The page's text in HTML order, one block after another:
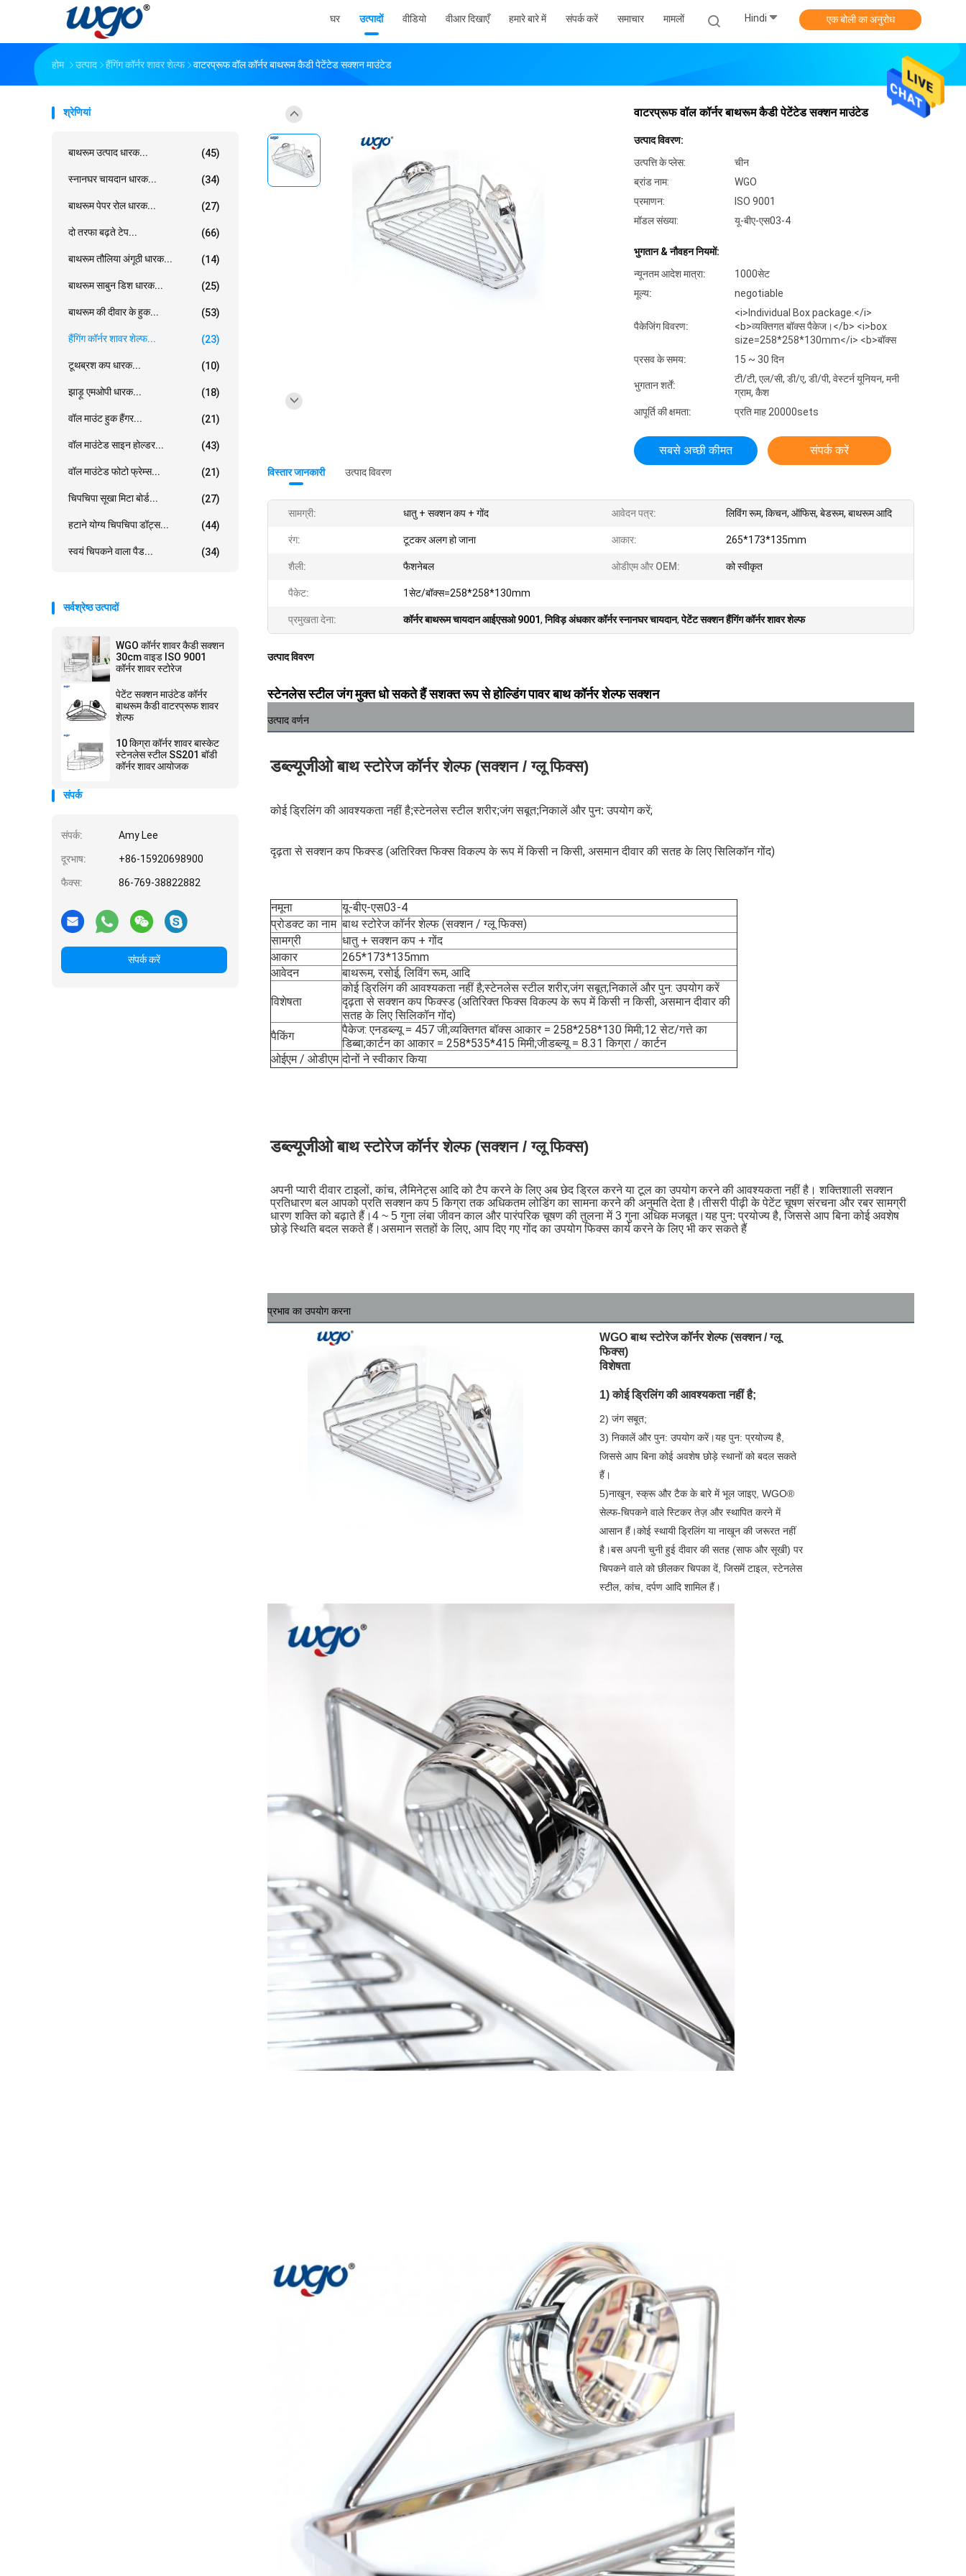
घर उत्पादों वीडियो वीआर दिखाएँ हमारे बारे में संपर्क करें समाचार मामलों Hindi एक बोली का अनुरोध
होम उत्पाद हैंगिंग कॉर्नर शावर शेल्फ वाटरप्रूफ वॉल कॉर्नर बाथरूम कैडी पेटेंटेड सक्शन माउंटेड
श्रेणियां
बाथरूम उत्पाद धारक... (45)
स्नानघर चायदान धारक... (34)
बाथरूम पेपर रोल धारक... (27)
दो तरफा बढ़ते टेप... (66)
बाथरूम तौलिया अंगूठी धारक... (14)
बाथरूम साबुन डिश धारक... (25)
बाथरूम की दीवार के हुक... (53)
हैंगिंग कॉर्नर शावर शेल्फ... (23)
टूथब्रश कप धारक... (10)
झाड़ू एमओपी धारक... (18)
वॉल माउंट हुक हैंगर... (21)
वॉल माउंटेड साइन होल्डर... (43)
वॉल माउंटेड फोटो फ्रेम्स... (21)
चिपचिपा सूखा मिटा बोर्ड... (27)
हटाने योग्य चिपचिपा डॉट्स... (44)
स्वयं चिपकने वाला पैड... (34)
सर्वश्रेष्ठ उत्पादों
WGO कॉर्नर शावर कैडी सक्शन
30cm वाइड ISO 9001
कॉर्नर शावर स्टोरेज
पेटेंट सक्शन माउंटेड कॉर्नर
बाथरूम कैडी वाटरप्रूफ शावर
शेल्फ
10 किग्रा कॉर्नर शावर बास्केट
स्टेनलेस स्टील SS201 बॉडी
कॉर्नर शावर आयोजक
संपर्क
संपर्क: Amy Lee
दूरभाष: +86-15920698900
फैक्स: 86-769-38822882
संपर्क करें
वाटरप्रूफ वॉल कॉर्नर बाथरूम कैडी पेटेंटेड सक्शन माउंटेड
उत्पाद विवरण:
उत्पत्ति के प्लेस:
चीन
ब्रांड नाम:
WGO
प्रमाणन:
ISO 9001
मॉडल संख्या:
यू-बीए-एस03-4
भुगतान & नौवहन नियमों:
न्यूनतम आदेश मात्रा:
1000सेट
मूल्य:
negotiable
पैकेजिंग विवरण:
<i>Individual Box package.</i>
<b>व्यक्तिगत बॉक्स पैकेज।</b> <i>box
size=258*258*130mm</i> <b>बॉक्स
प्रसव के समय:
15 ~ 30 दिन
भुगतान शर्तें:
टी/टी, एल/सी, डी/ए, डी/पी, वेस्टर्न यूनियन, मनी
ग्राम, कैश
आपूर्ति की क्षमता:
प्रति माह 20000sets
सबसे अच्छी कीमत संपर्क करें
विस्तार जानकारी उत्पाद विवरण
सामग्री: धातु + सक्शन कप + गोंद आवेदन पत्र: लिविंग रूम, किचन, ऑफिस, बेडरूम, बाथरूम आदि
रंग: टूटकर अलग हो जाना आकार: 265*173*135mm
शैली: फैशनेबल ओडीएम और OEM: को स्वीकृत
पैकेट: 1सेट/बॉक्स=258*258*130mm
प्रमुखता देना: कॉर्नर बाथरूम चायदान आईएसओ 9001,निविड़ अंधकार कॉर्नर स्नानघर चायदान,पेटेंट सक्शन हैंगिंग कॉर्नर शावर शेल्फ
उत्पाद विवरण
स्टेनलेस स्टील जंग मुक्त धो सकते हैं सशक्त रूप से होल्डिंग पावर बाथ कॉर्नर शेल्फ सक्शन
उत्पाद वर्णन
डब्ल्यूजीओ बाथ स्टोरेज कॉर्नर शेल्फ (सक्शन / ग्लू फिक्स)
कोई ड्रिलिंग की आवश्यकता नहीं है;स्टेनलेस स्टील शरीर;जंग सबूत;निकालें और पुन: उपयोग करें;
दृढ़ता से सक्शन कप फिक्स्ड (अतिरिक्त फिक्स विकल्प के रूप में किसी न किसी, असमान दीवार की सतह के लिए सिलिकॉन गोंद)
नमूना
यू-बीए-एस03-4
प्रोडक्ट का नाम बाथ स्टोरेज कॉर्नर शेल्फ (सक्शन / ग्लू फिक्स)
सामग्री
धातु + सक्शन कप + गोंद
आकार
265*173*135mm
आवेदन
बाथरूम, रसोई, लिविंग रूम, आदि
विशेषता
कोई ड्रिलिंग की आवश्यकता नहीं है;स्टेनलेस स्टील शरीर;जंग सबूत;निकालें और पुन: उपयोग करें
दृढ़ता से सक्शन कप फिक्स्ड (अतिरिक्त फिक्स विकल्प के रूप में किसी न किसी, असमान दीवार की
सतह के लिए सिलिकॉन गोंद)
पैकिंग
पैकेज: एनडब्ल्यू = 457 जी;व्यक्तिगत बॉक्स आकार = 258*258*130 मिमी;12 सेट/गत्ते का
डिब्बा;कार्टन का आकार = 258*535*415 मिमी;जीडब्ल्यू = 8.31 किग्रा / कार्टन
ओईएम / ओडीएम दोनों ने स्वीकार किया
डब्ल्यूजीओ बाथ स्टोरेज कॉर्नर शेल्फ (सक्शन / ग्लू फिक्स)
अपनी प्यारी दीवार टाइलों, कांच, लैमिनेट्स आदि को टैप करने के लिए अब छेद ड्रिल करने या टूल का उपयोग करने की आवश्यकता नहीं है। शक्तिशाली सक्शन
प्रतिधारण बल आपको प्रति सक्शन कप 5 किग्रा तक अधिकतम लोडिंग का सामना करने की अनुमति देता है।तीसरी पीढ़ी के पेटेंट चूषण संरचना और रबर सामग्री
धारण शक्ति को बढ़ाते हैं।4 ~ 5 गुना लंबा जीवन काल और पारंपरिक चूषण की तुलना में 3 गुना अधिक मजबूत।यह पुन: प्रयोज्य है, जिससे आप बिना कोई अवशेष
छोड़े स्थिति बदल सकते हैं।असमान सतहों के लिए, आप दिए गए गोंद का उपयोग फिक्स कार्य करने के लिए भी कर सकते हैं
प्रभाव का उपयोग करना
WGO बाथ स्टोरेज कॉर्नर शेल्फ (सक्शन / ग्लू
फिक्स)
विशेषता
1) कोई ड्रिलिंग की आवश्यकता नहीं है;
2) जंग सबूत;
3) निकालें और पुन: उपयोग करें।यह पुन: प्रयोज्य है,
जिससे आप बिना कोई अवशेष छोड़े स्थानों को बदल सकते
हैं।
5)नाखून, स्क्रू और टैक के बारे में भूल जाइए, WGO®
सेल्फ-चिपकने वाले स्टिकर तेज़ और स्थापित करने में
आसान हैं।कोई स्थायी ड्रिलिंग या नाखून की जरूरत नहीं
है।बस अपनी चुनी हुई दीवार की सतह (साफ और सूखी) पर
चिपकने वाले को छीलकर चिपका दें, जिसमें टाइल, स्टेनलेस
स्टील, कांच, दर्पण आदि शामिल हैं।